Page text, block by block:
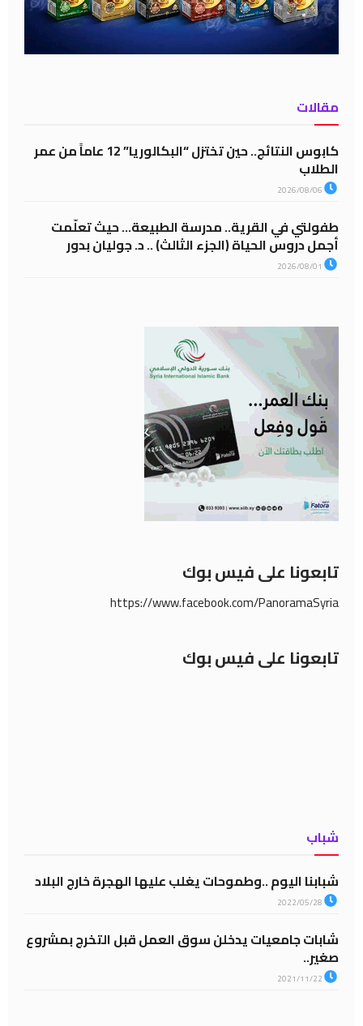
مقالات
كابوس النتائج.. حين تختزل “البكالوريا” 12 عاماً من عمر
الطلاب
طفولتي في القرية.. مدرسة الطبيعة… حيث تعلّمت
أجمل دروس الحياة (الجزء الثالث) .. د. جوليان بدور
تابعونا على فيس بوك
https://www.facebook.com/PanoramaSyria
تابعونا على فيس بوك
شباب
شبابنا اليوم ..وطموحات يغلب عليها الهجرة خارج البلاد
شابات جامعيات يدخلن سوق العمل قبل التخرج بمشروع
صغير..